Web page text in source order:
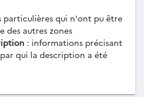
particulières qui n'ont pu être
des autres zones
: informations précisant
qui la description a été